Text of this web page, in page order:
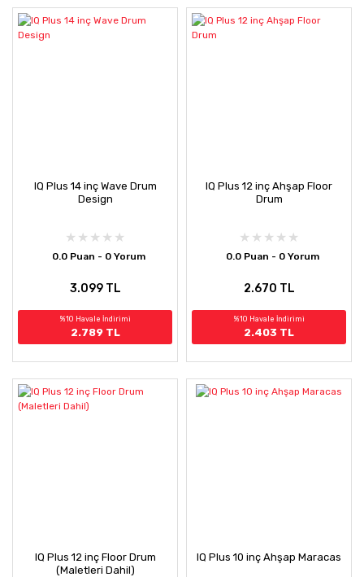
IQ Plus 14 inç Wave Drum
Design
0.0 Puan - 0 Yorum
3.099 TL
%10 Havale İndirimi
2.789 TL
IQ Plus 12 inç Ahşap Floor
Drum
0.0 Puan - 0 Yorum
2.670 TL
%10 Havale İndirimi
2.403 TL
IQ Plus 12 inç Floor Drum
(Maletleri Dahil)
IQ Plus 10 inç Ahşap Maracas